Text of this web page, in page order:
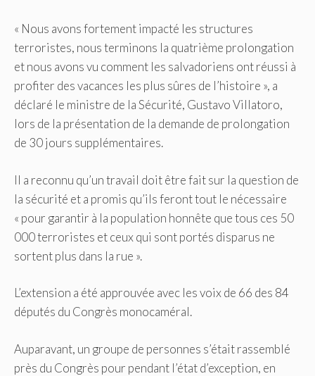
« Nous avons fortement impacté les structures
terroristes, nous terminons la quatrième prolongation
et nous avons vu comment les salvadoriens ont réussi à
profiter des vacances les plus sûres de l’histoire », a
déclaré le ministre de la Sécurité, Gustavo Villatoro,
lors de la présentation de la demande de prolongation
de 30 jours supplémentaires.
Il a reconnu qu’un travail doit être fait sur la question de
la sécurité et a promis qu’ils feront tout le nécessaire
« pour garantir à la population honnête que tous ces 50
000 terroristes et ceux qui sont portés disparus ne
sortent plus dans la rue ».
L’extension a été approuvée avec les voix de 66 des 84
députés du Congrès monocaméral.
Auparavant, un groupe de personnes s’était rassemblé
près du Congrès pour pendant l’état d’exception, en